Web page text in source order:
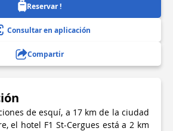
Reservar !
Consultar en aplicación
Compartir
de esquí, a 17 km de la ciudad
el hotel F1 St-Cergues está a 2 km